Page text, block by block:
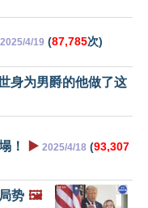
2025/4/19 (87,785次)
身为男爵的他做了这
！ ▶️ 2025/4/18 (93,307
势 🖼️